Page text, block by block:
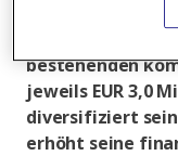
Höhe von
bestehenden
jeweils EUR 3,0
diversifiziert
erhöht seine